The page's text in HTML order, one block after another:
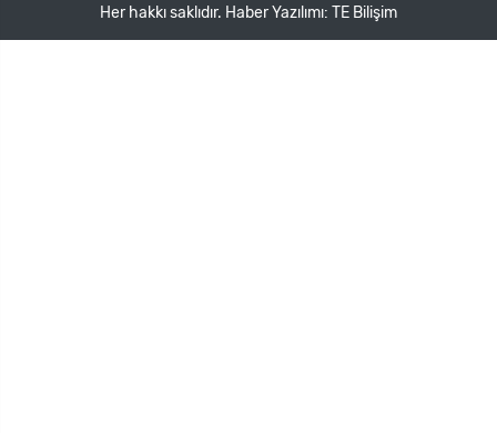
Her hakkı saklıdır. Haber Yazılımı: TE Bilişim